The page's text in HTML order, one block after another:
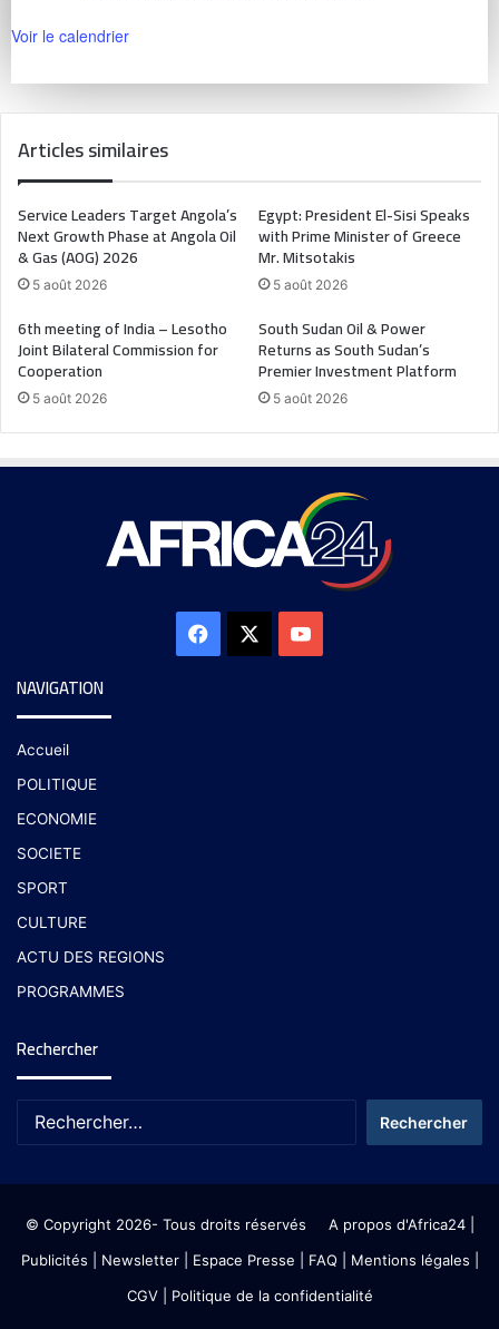
Voir le calendrier
Articles similaires
Service Leaders Target Angola’s
Next Growth Phase at Angola Oil
& Gas (AOG) 2026
5 août 2026
Egypt: President El-Sisi Speaks
with Prime Minister of Greece
Mr. Mitsotakis
5 août 2026
6th meeting of India – Lesotho
Joint Bilateral Commission for
Cooperation
5 août 2026
South Sudan Oil & Power
Returns as South Sudan’s
Premier Investment Platform
5 août 2026
NAVIGATION
Accueil
POLITIQUE
ECONOMIE
SOCIETE
SPORT
CULTURE
ACTU DES REGIONS
PROGRAMMES
Rechercher
© Copyright 2026- Tous droits réservés A propos d'Africa24|
Publicités
Newsletter| Espace Presse | FAQ | Mentions légales
CGV| Politique de la confidentialité